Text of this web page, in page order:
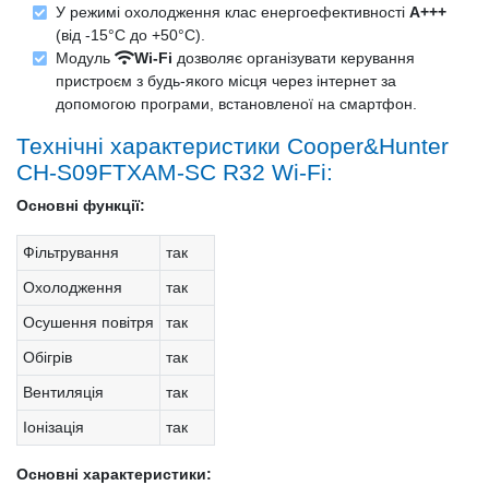
У режимі охолодження клас енергоефективності A+++
(від -15°С до +50°С).
Модуль
Wi-Fi дозволяє організувати керування
пристроєм з будь-якого місця через інтернет за
допомогою програми, встановленої на смартфон.
Технічні характеристики Cooper&Hunter
CH-S09FTXAM-SC R32 Wi-Fi:
Основні функції:
Фільтрування
так
Охолодження
так
Осушення повітря
так
Обігрів
так
Вентиляція
так
Іонізація
так
Основні характеристики: